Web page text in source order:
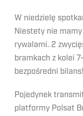
W niedzielę
Niestety nie
rywalami. 2
bramkach z kolei
bezpośredni bilans!
Pojedynek
platformy Polsat